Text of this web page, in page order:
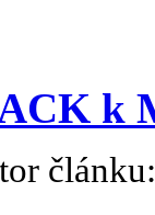
ACK k